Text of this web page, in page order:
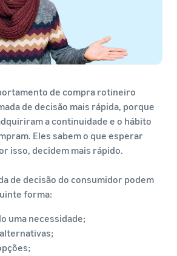
de compra rotineiro
de decisão mais rápida, porque
a continuidade e o hábito
Eles sabem o que esperar
isso, decidem mais rápido.
de decisão do consumidor podem
forma:
uma necessidade;